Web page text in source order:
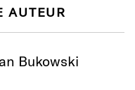
AUTEUR
Bukowski